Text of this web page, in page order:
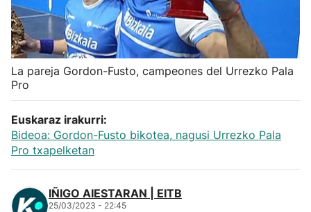
Herri-kirolak
Balonmano
Kirolak 360
Atletismo
Carreras de montaña
Más deportes
La pareja Gordon-Fusto, campeones del Urrezko Pala
Pro
Euskaraz irakurri:
Bideoa: Gordon-Fusto bikotea, nagusi Urrezko Pala
Pro txapelketan
IÑIGO AIESTARAN | EITB
25/03/2023 - 22:45